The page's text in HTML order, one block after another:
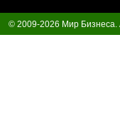
© 2009-2026 Мир Бизнеса.